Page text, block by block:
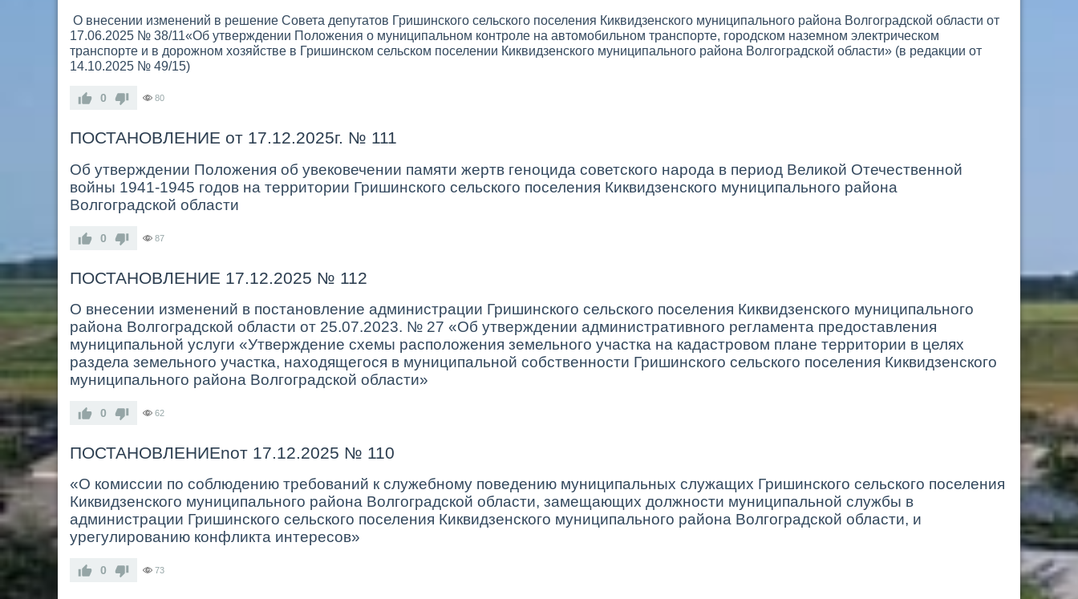
О внесении изменений в решение Совета депутатов Гришинского сельского поселения Киквидзенского муниципального района Волгоградской области от
17.06.2025 № 38/11«Об утверждении Положения о муниципальном контроле на автомобильном транспорте, городском наземном электрическом
транспорте и в дорожном хозяйстве в Гришинском сельском поселении Киквидзенского муниципального района Волгоградской области» (в редакции от
14.10.2025 № 49/15)
0 80
ПОСТАНОВЛЕНИЕ от 17.12.2025г. № 111
Об утверждении Положения об увековечении памяти жертв геноцида советского народа в период Великой Отечественной
войны 1941-1945 годов на территории Гришинского сельского поселения Киквидзенского муниципального района
Волгоградской области
0 87
ПОСТАНОВЛЕНИЕ 17.12.2025 № 112
О внесении изменений в постановление администрации Гришинского сельского поселения Киквидзенского муниципального
района Волгоградской области от 25.07.2023. № 27 «Об утверждении административного регламента предоставления
муниципальной услуги «Утверждение схемы расположения земельного участка на кадастровом плане территории в целях
раздела земельного участка, находящегося в муниципальной собственности Гришинского сельского поселения Киквидзенского
муниципального района Волгоградской области»
0 62
ПОСТАНОВЛЕНИЕnот 17.12.2025 № 110
«О комиссии по соблюдению требований к служебному поведению муниципальных служащих Гришинского сельского поселения
Киквидзенского муниципального района Волгоградской области, замещающих должности муниципальной службы в
администрации Гришинского сельского поселения Киквидзенского муниципального района Волгоградской области, и
урегулированию конфликта интересов»
0 73